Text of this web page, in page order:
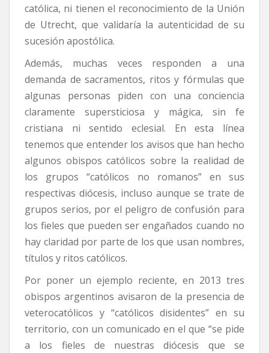
católica, ni tienen el reconocimiento de la Unión
de Utrecht, que validaría la autenticidad de su
sucesión apostólica.
Además, muchas veces responden a una
demanda de sacramentos, ritos y fórmulas que
algunas personas piden con una conciencia
claramente supersticiosa y mágica, sin fe
cristiana ni sentido eclesial. En esta línea
tenemos que entender los avisos que han hecho
algunos obispos católicos sobre la realidad de
los grupos “católicos no romanos” en sus
respectivas diócesis, incluso aunque se trate de
grupos serios, por el peligro de confusión para
los fieles que pueden ser engañados cuando no
hay claridad por parte de los que usan nombres,
títulos y ritos católicos.
Por poner un ejemplo reciente, en 2013 tres
obispos argentinos avisaron de la presencia de
veterocatólicos y “católicos disidentes” en su
territorio, con un comunicado en el que “se pide
a los fieles de nuestras diócesis que se